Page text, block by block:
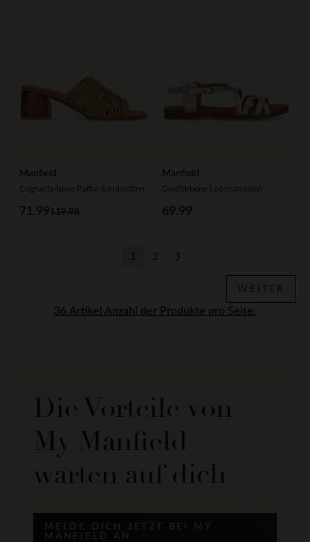
Manfield
Cognacfarbene Raffia-Sandaletten
119.98
71.99
Manfield
Goldfarbene Ledersandalen
69.99
Anzahl der Produkte pro Seite:
1 2 3
WEITER
Die Vorteile von
My Manfield
warten auf dich
MELDE DICH JETZT BEI MY
MANFIELD AN